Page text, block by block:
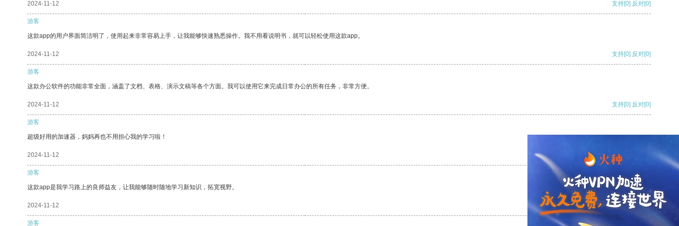
2024-11-12 支持[0] 反对[0]
游客
这款app的用户界面简洁明了，使用起来非常容易上手，让我能够快速熟悉操作。我不用看说明书，就可以轻松使用这款app。
2024-11-12 支持[0] 反对[0]
游客
这款办公软件的功能非常全面，涵盖了文档、表格、演示文稿等各个方面。我可以使用它来完成日常办公的所有任务，非常方便。
2024-11-12 支持[0] 反对[0]
游客
超级好用的加速器，妈妈再也不用担心我的学习啦！
2024-11-12 支持
游客
这款app是我学习路上的良师益友，让我能够随时随地学习新知识，拓宽视野。
2024-11-12 支持[0] 反对[0]
游客